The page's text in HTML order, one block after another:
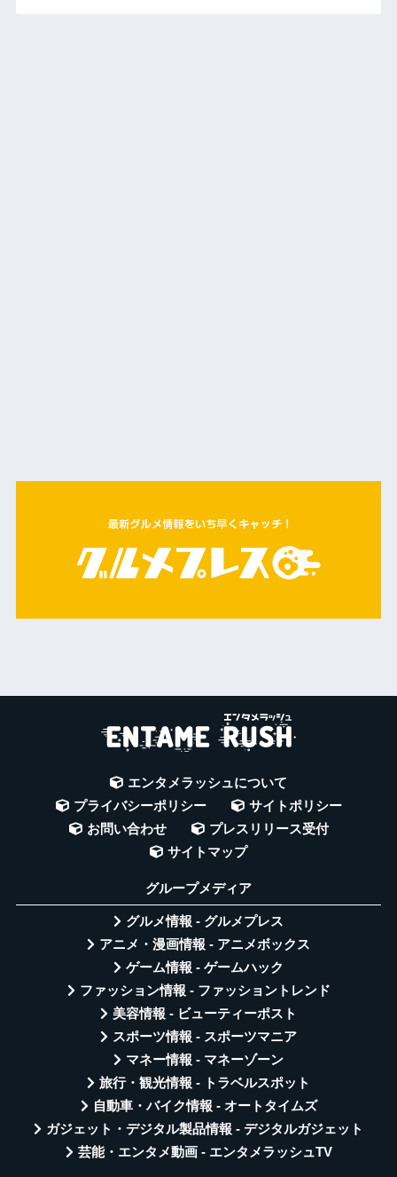
エンタメラッシュについて
プライバシーポリシー
サイトポリシー
お問い合わせ
プレスリリース受付
サイトマップ
グループメディア
グルメ情報 - グルメプレス
アニメ・漫画情報 - アニメボックス
ゲーム情報 - ゲームハック
ファッション情報 - ファッショントレンド
美容情報 - ビューティーポスト
スポーツ情報 - スポーツマニア
マネー情報 - マネーゾーン
旅行・観光情報 - トラベルスポット
自動車・バイク情報 - オートタイムズ
ガジェット・デジタル製品情報 - デジタルガジェット
芸能・エンタメ動画 - エンタメラッシュTV